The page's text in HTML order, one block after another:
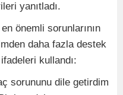
yanıtladı.
önemli sorunlarının
daha fazla destek
kullandı:
sorununu dile getirdim